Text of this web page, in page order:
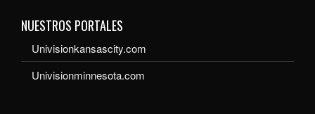
NUESTROS PORTALES
Univisionkansascity.com
Univisionminnesota.com